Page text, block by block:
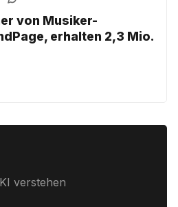
von Musiker-
erhalten 2,3 Mio.
verstehen